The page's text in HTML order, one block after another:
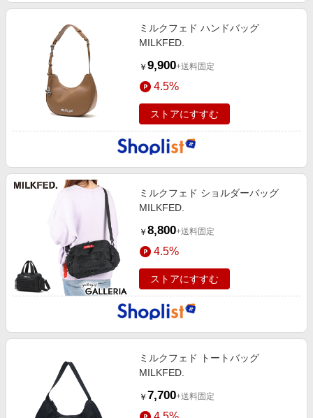
ミルクフェド ハンドバッグ
MILKFED.
￥ 9,900+送料固定
4.5%
ストアにすすむ
ミルクフェド ショルダーバッグ
MILKFED.
￥ 8,800+送料固定
4.5%
ストアにすすむ
ミルクフェド トートバッグ
MILKFED.
￥ 7,700+送料固定